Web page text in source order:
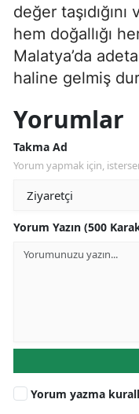
değer
hem doğallığı
Malatya’da
haline gelmiş
Yorumlar
Takma Ad
Yorum yapmak için,
Yorum Yazın (500
Yorum yazma